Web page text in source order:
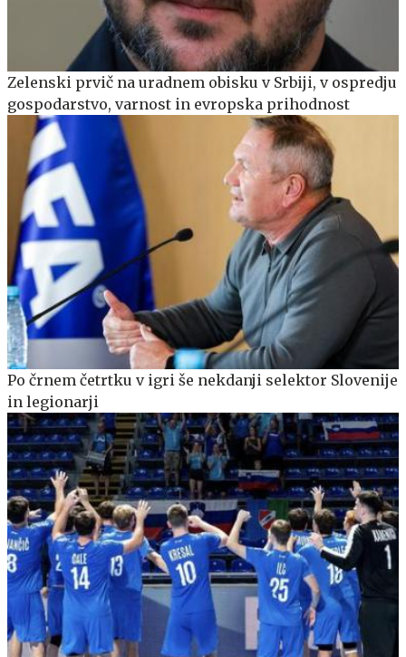
Zelenski prvič na uradnem obisku v Srbiji, v ospredju
gospodarstvo, varnost in evropska prihodnost
Po črnem četrtku v igri še nekdanji selektor Slovenije
in legionarji